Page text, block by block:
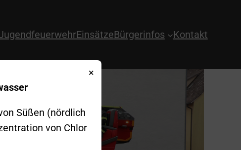
EinsätzeBürgerinfos Kontakt
×
Süßen (nördlich
von Chlor